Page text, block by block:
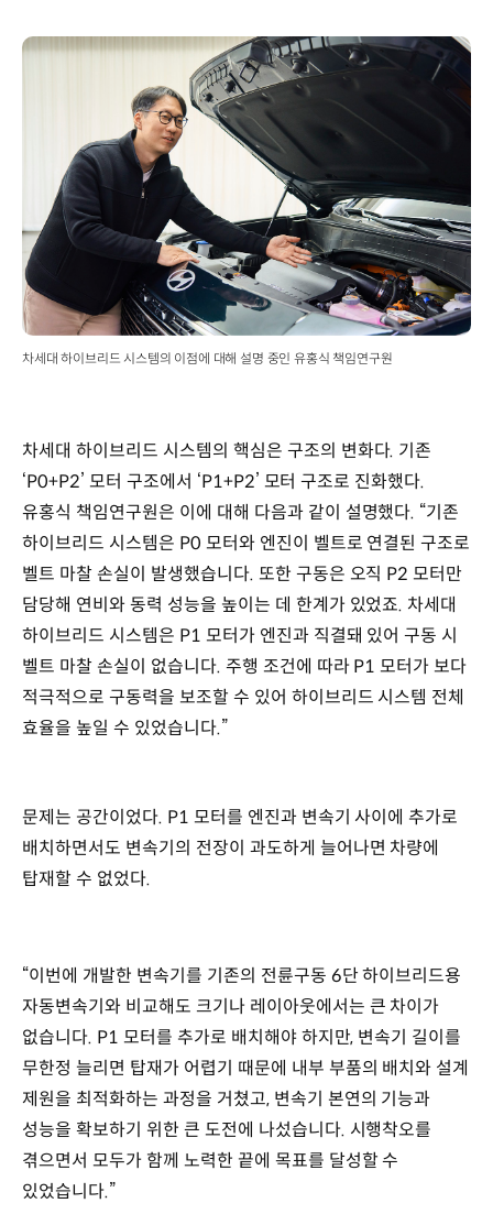
차세대 하이브리드 시스템의 이점에 대해 설명 중인 유홍식 책임연구원
차세대 하이브리드 시스템의 핵심은 구조의 변화다. 기존
‘P0+P2’ 모터 구조에서 ‘P1+P2’ 모터 구조로 진화했다.
유홍식 책임연구원은 이에 대해 다음과 같이 설명했다. “기존
하이브리드 시스템은 P0 모터와 엔진이 벨트로 연결된 구조로
벨트 마찰 손실이 발생했습니다. 또한 구동은 오직 P2 모터만
담당해 연비와 동력 성능을 높이는 데 한계가 있었죠. 차세대
하이브리드 시스템은 P1 모터가 엔진과 직결돼 있어 구동 시
벨트 마찰 손실이 없습니다. 주행 조건에 따라 P1 모터가 보다
적극적으로 구동력을 보조할 수 있어 하이브리드 시스템 전체
효율을 높일 수 있었습니다.”
문제는 공간이었다. P1 모터를 엔진과 변속기 사이에 추가로
배치하면서도 변속기의 전장이 과도하게 늘어나면 차량에
탑재할 수 없었다.
“이번에 개발한 변속기를 기존의 전륜구동 6단 하이브리드용
자동변속기와 비교해도 크기나 레이아웃에서는 큰 차이가
없습니다. P1 모터를 추가로 배치해야 하지만, 변속기 길이를
무한정 늘리면 탑재가 어렵기 때문에 내부 부품의 배치와 설계
제원을 최적화하는 과정을 거쳤고, 변속기 본연의 기능과
성능을 확보하기 위한 큰 도전에 나섰습니다. 시행착오를
겪으면서 모두가 함께 노력한 끝에 목표를 달성할 수
있었습니다.”